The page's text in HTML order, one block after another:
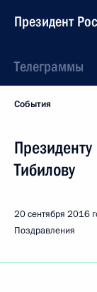
Президент
Телеграммы
События
Тибилову
20 сентября 2016
Поздравления